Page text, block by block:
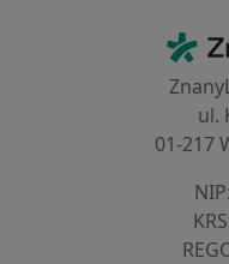
ul.
01-217